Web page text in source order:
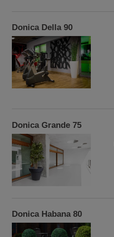
Donica Della 90
Donica Grande 75
Donica Habana 80